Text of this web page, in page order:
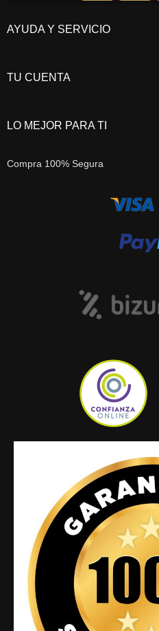
AYUDA Y SERVICIO
TU CUENTA
LO MEJOR PARA TI
Compra 100% Segura